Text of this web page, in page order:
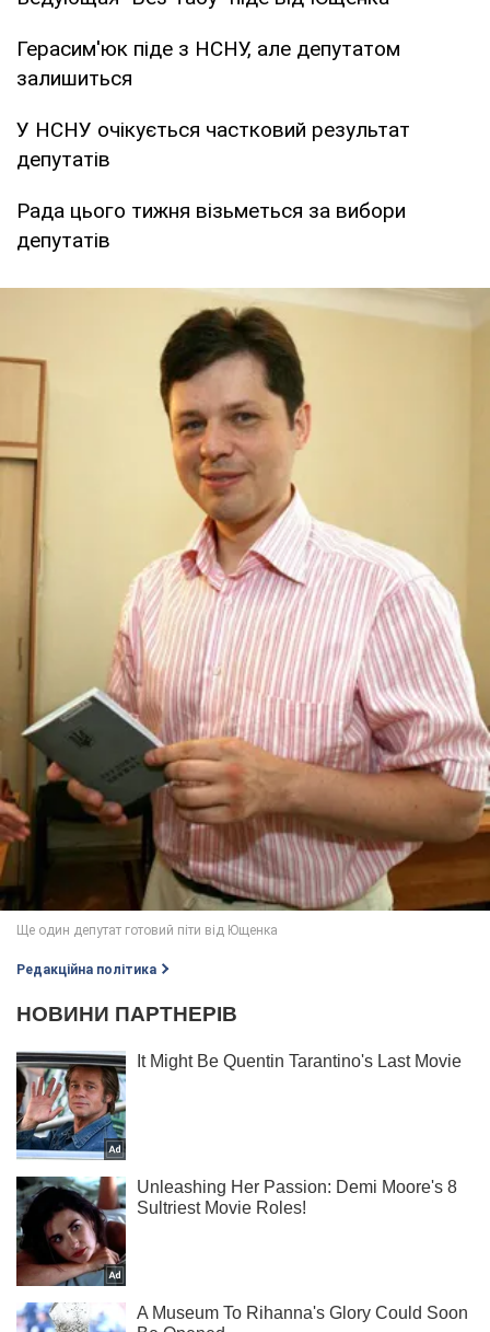
Герасим'юк піде з НСНУ, але депутатом
залишиться
У НСНУ очікується частковий результат
депутатів
Рада цього тижня візьметься за вибори
депутатів
Редакційна політика